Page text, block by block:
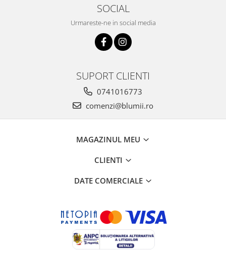
SOCIAL
Urmareste-ne in social media
SUPORT CLIENTI
0741016773
comenzi@blumii.ro
MAGAZINUL MEU
CLIENTI
DATE COMERCIALE